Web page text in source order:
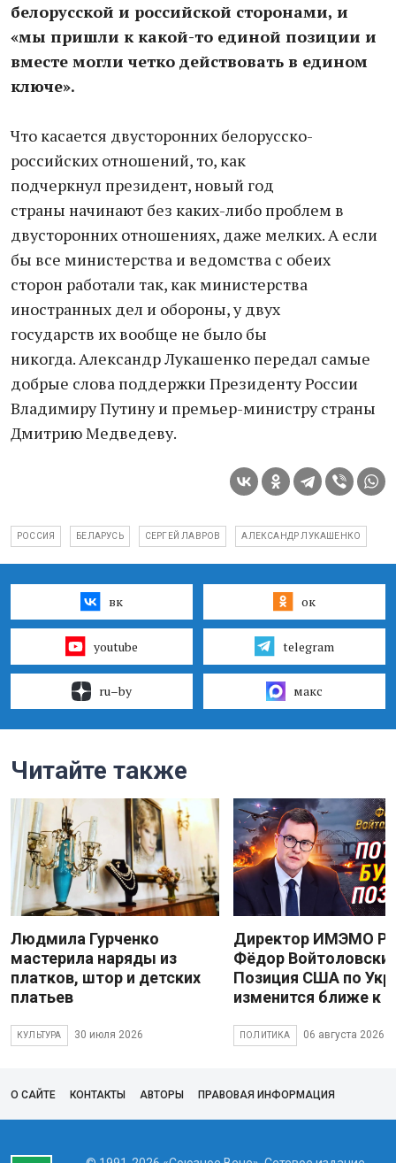
белорусской и российской сторонами, и
«мы пришли к какой-то единой позиции и
вместе могли четко действовать в едином
ключе».
Что касается двусторонних белорусско-
российских отношений, то, как
подчеркнул президент, новый год
страны начинают без каких-либо проблем в
двусторонних отношениях, даже мелких. А если
бы все министерства и ведомства с обеих
сторон работали так, какминистерства
иностранных дел и обороны, у двух
государств их вообще не было бы
никогда.Александр Лукашенко передал самые
добрые слова поддержки Президенту России
Владимиру Путину и премьер-министру страны
ДмитриюМедведеву.
РОССИЯ БЕЛАРУСЬ СЕРГЕЙ ЛАВРОВ АЛЕКСАНДР ЛУКАШЕНКО
вк ок
youtube telegram
ru–by макс
Читайте также
Людмила Гурченко
мастерила наряды из
платков, штор и детских
платьев
КУЛЬТУРА 30 июля 2026
Директор ИМЭМО
Фёдор
Позиция США по
изменится ближе к
ПОЛИТИКА 06 августа 2026
О САЙТЕ КОНТАКТЫ АВТОРЫ ПРАВОВАЯ ИНФОРМАЦИЯ